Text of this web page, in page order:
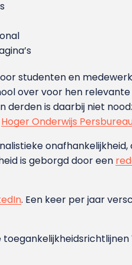
studenten en
over voor hen
is daarbij niet
Hoger Onderwijs
onafhankelijkheid,
is geborgd door een
. Een keer per jaar